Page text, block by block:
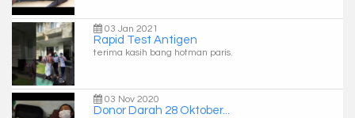
03 Jan 2021
Rapid Test Antigen
terima kasih bang hotman paris.
03 Nov 2020
Donor Darah 28 Oktober...